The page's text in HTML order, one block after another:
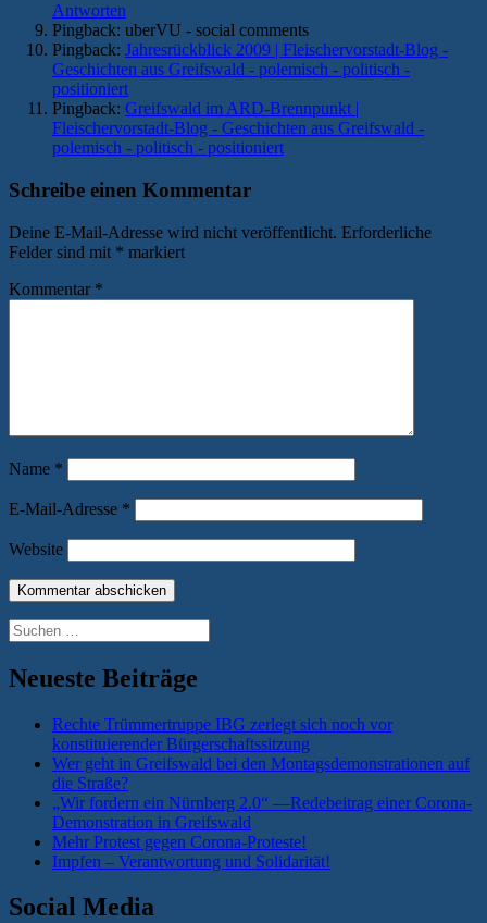
Antworten
Pingback: uberVU - social comments
Pingback: Jahresrückblick 2009 | Fleischervorstadt-Blog -
Geschichten aus Greifswald - polemisch - politisch -
positioniert
Pingback: Greifswald im ARD-Brennpunkt |
Fleischervorstadt-Blog - Geschichten aus Greifswald -
polemisch - politisch - positioniert
Schreibe einen Kommentar
Deine E-Mail-Adresse wird nicht veröffentlicht. Erforderliche
Felder sind mit * markiert
Kommentar *
Name *
E-Mail-Adresse *
Website
Suchen
nach:
Neueste Beiträge
Rechte Trümmertruppe IBG zerlegt sich noch vor
konstituierender Bürgerschaftssitzung
Wer geht in Greifswald bei den Montagsdemonstrationen auf
die Straße?
„Wir fordern ein Nürnberg 2.0“ —Redebeitrag einer Corona-
Demonstration in Greifswald
Mehr Protest gegen Corona-Proteste!
Impfen – Verantwortung und Solidarität!
Social Media